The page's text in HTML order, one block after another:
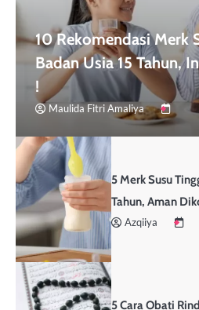
10 Rekomendasi Merk
Badan Usia 15 Tahun,
!
Maulida Fitri Amaliya
5 Merk Susu
Tahun, Aman
Azqiiya
5 Cara Obati